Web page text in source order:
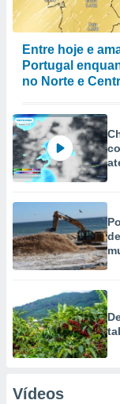
Entre hoje e
Portugal
no Norte e
Vídeos